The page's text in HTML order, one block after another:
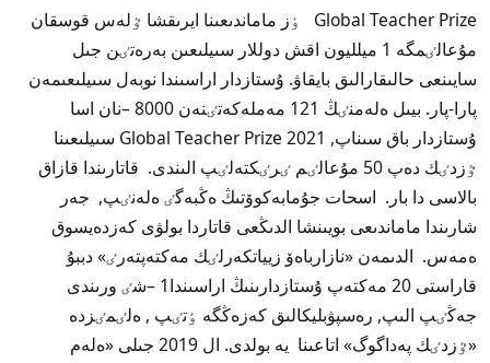
Global Teacher Prize ٶز ماماندىعىنا ايرىقشا ٷلەس قوسقان
مۇعالٸمگە 1 ميلليون اقش دوللار سىيلىعىن بەرەتٸن جىل
سايىنعى حالىقارالىق بايقاۋ. ۇستازدار اراسىندا نوبەل سىيلىعىمەن
پارا-پار. بيىل ەلەمنٸڭ 121 مەملەكەتٸنەن 8000 –نان اسا
ۇستازدار باق سىناپ, Global Teacher Prize 2021 سىيلىعىنا
ٷزدٸك دەپ 50 مۇعالٸم ٸرٸكتەلٸپ الىندى. قاتارىندا قازاق
بالاسى دا بار. اسحات جۇمابەكوۆتىڭ ەڭبەگٸ ەلەنٸپ, جەر
شارىندا ماماندىعى بويىنشا الدىڭعى قاتاردا بولۋى كەزدەيسوق
ەمەس. الدىمەن «نازارباەۆ زيياتكەرلٸك مەكتەپتەرٸ» دببۇ
قاراستى 20 مەكتەپ ۇستازدارىنىڭ اراسىندا1 –شٸ ورىندى
جەڭٸپ الىپ, رەسپۋبليكالىق كەزەڭگە ٶتٸپ , ەلٸمٸزدە
«ٷزدٸك پەداگوگ» اتاعىنا يە بولدى. ال 2019 جىلى «ەلەم